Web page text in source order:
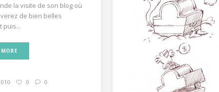
la visite de son blog où
de bien belles
puis...
0 0